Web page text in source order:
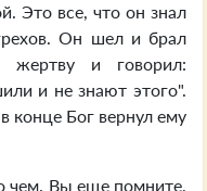
Это все, что он знал
Он шел и брал
жертву и говорил:
и не знают этого".
конце Бог вернул ему
чем. Вы еще помните,